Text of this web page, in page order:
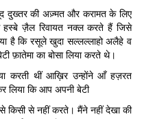
दुख्तर की अज़्मत और करामत के लिए
ज़ैल रिवायत नक्ल करते हैं जिसे
है कि रसूले खुदा सल्लल्लाहो अलैहे व
का बोसा लिया करते थे।
करती थीं आख़िर उन्होंने आँ हज़रत
लिया कि आप अपनी बेटी
किसी से नहीं करते। मैंने नहीं देखा की